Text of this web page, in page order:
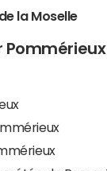
la Moselle
Pommérieux